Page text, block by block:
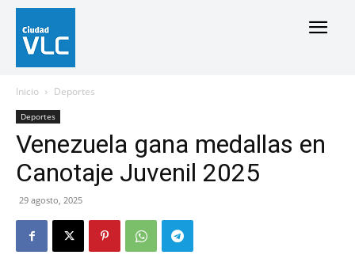
Inicio Deportes
Deportes
Venezuela gana medallas en
Canotaje Juvenil 2025
29 agosto, 2025